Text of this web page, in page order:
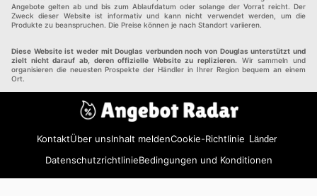
Angebote gelten ab und bis zum Ablaufdatum oder solange der Vorrat reicht. Der
Zweck dieser Website ist informativ und kann nicht verwendet werden, um die
Produkte zu beanspruchen. Die Preise können je nach Standort variieren.
Diese Website ist weder mit Douglas verbunden noch von Douglas unterstützt und
zielt nicht darauf ab, deren offizielle Website zu replizieren. Wir sammeln und
organisieren die neuesten Prospekte der Händler in Ihrer Region bequem an einem
Ort.
KontaktÜber unsInhalt meldenCookie-Richtlinie Länder
DatenschutzrichtlinieBedingungen und Konditionen